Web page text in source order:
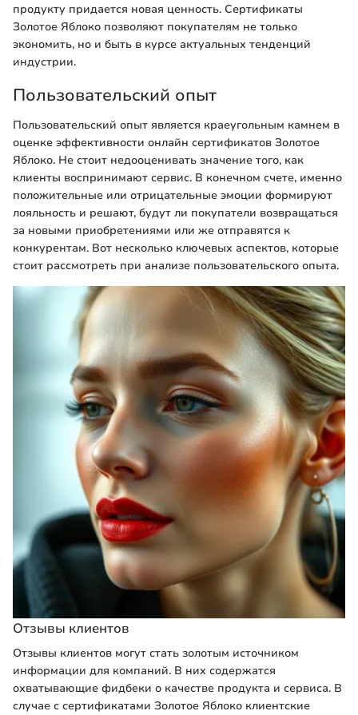
продукту придается новая ценность. Сертификаты
Золотое Яблоко позволяют покупателям не только
экономить, но и быть в курсе актуальных тенденций
индустрии.
Пользовательский опыт
Пользовательский опыт является краеугольным камнем в
оценке эффективности онлайн сертификатов Золотое
Яблоко. Не стоит недооценивать значение того, как
клиенты воспринимают сервис. В конечном счете, именно
положительные или отрицательные эмоции формируют
лояльность и решают, будут ли покупатели возвращаться
за новыми приобретениями или же отправятся к
конкурентам. Вот несколько ключевых аспектов, которые
стоит рассмотреть при анализе пользовательского опыта.
Отзывы клиентов
Отзывы клиентов могут стать золотым источником
информации для компаний. В них содержатся
охватывающие фидбеки о качестве продукта и сервиса. В
случае с сертификатами Золотое Яблоко клиентские